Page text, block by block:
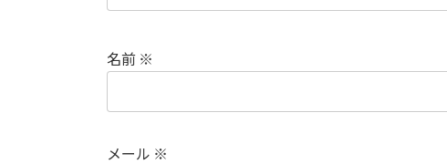
名前 ※
メール ※